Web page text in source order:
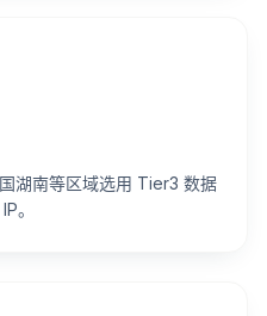
湖南等区域选用 Tier3 数据
。